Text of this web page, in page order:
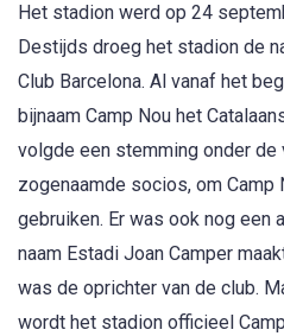
Het stadion werd op 24
Destijds droeg het stadion de
Club Barcelona. Al vanaf het
bijnaam Camp Nou het
volgde een stemming onder de
zogenaamde socios, om Camp
gebruiken. Er was ook nog een
naam Estadi Joan Camper
was de oprichter van de club.
wordt het stadion officieel